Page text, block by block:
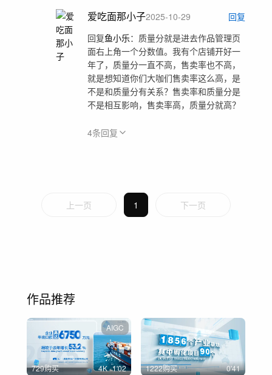
爱吃面那小子2025-10-29
回复
回复鱼小乐： 质量分就是进去作品管理页
面右上角一个分数值。我有个店铺开好一
年了，质量分一直不高，售卖率也不高，
就是想知道你们大咖们售卖率这么高，是
不是和质量分有关系？售卖率和质量分是
不是相互影响，售卖率高，质量分就高？
4条回复
上一页 1 下一页
作品推荐
AIGC
729购买 4K 1'02 1222购买 0'41